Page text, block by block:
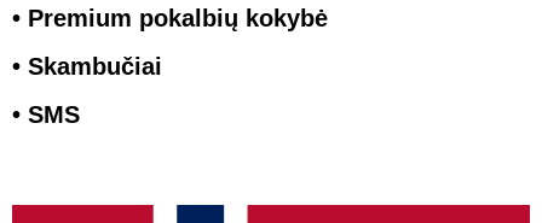
• Premium pokalbių kokybė
• Skambučiai
• SMS